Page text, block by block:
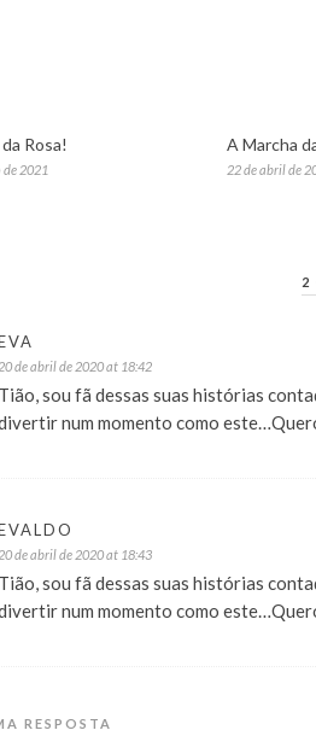
Rosa!
de 2021
A Marcha
22 de abril de
2
20 de abril de 2020 at 18:42
Tião, sou fã dessas suas histórias
num momento como
20 de abril de 2020 at 18:43
Tião, sou fã dessas suas histórias
num momento como
RESPOSTA